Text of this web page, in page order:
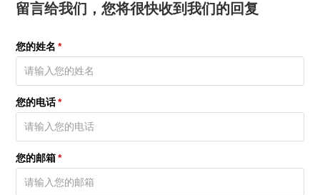
留言给我们，您将很快收到我们的回复
您的姓名 *
您的电话*
您的邮箱*